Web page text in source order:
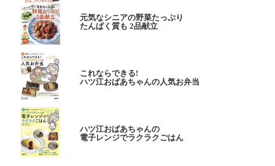
元気なシニアの野菜たっぷり
たんぱく質も 2品献立
これならできる!
ハツ江おばあちゃんの人気お弁当
ハツ江おばあちゃんの
電子レンジでラクラクごはん